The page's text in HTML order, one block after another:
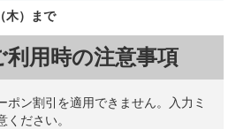
木）まで
利用時の注意事項
ポン割引を適用できません。入力ミ
ください。